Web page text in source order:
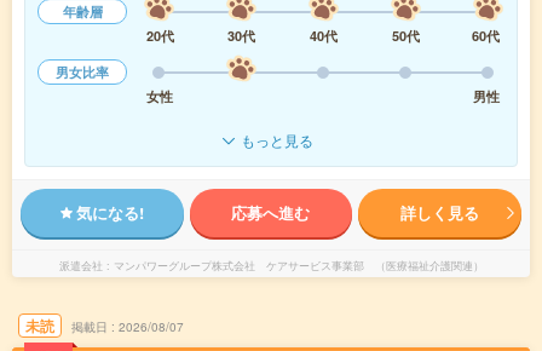
年齢層
20代
30代 40代 50代
60代
男女比率
女性
男性
もっと見る
気になる! 応募へ進む 詳しく見る
派遣会社 マンパワーグループ株式会社 ケアサービス事業部 （医療福祉介護関連）
未読 掲載日 2026/08/07